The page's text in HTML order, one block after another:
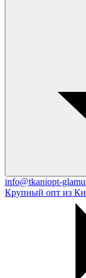
info@tkaniopt-
Крупный опт из